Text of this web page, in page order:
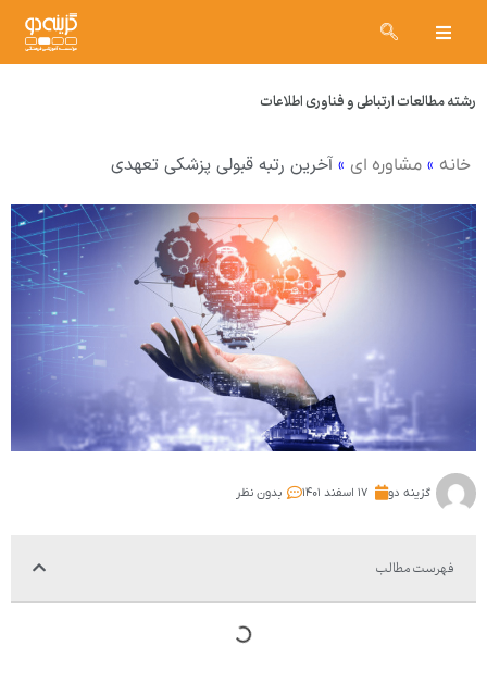
رشته مطالعات ارتباطی و فناوری اطلاعات
خانه » مشاوره ای » آخرین رتبه قبولی پزشکی تعهدی
گزینه دو ۱۷ اسفند ۱۴۰۱ بدون نظر
فهرست مطالب